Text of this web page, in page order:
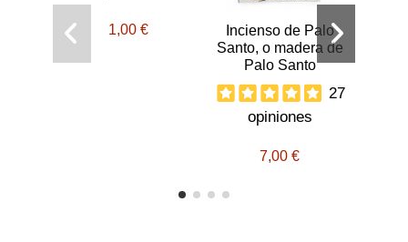
1,00 €
Incienso de Palo
Santo, o madera de
Palo Santo
27
opiniones
7,00 €